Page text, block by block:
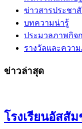
ข่าวสารประชา
บทความน่ารู้
ประมวลภาพกิจ
รางวัลและควา
ข่าวล่าสุด
โรงเรียนอัสสั